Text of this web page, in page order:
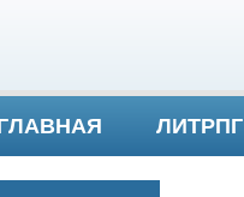
ЛИТРПГ